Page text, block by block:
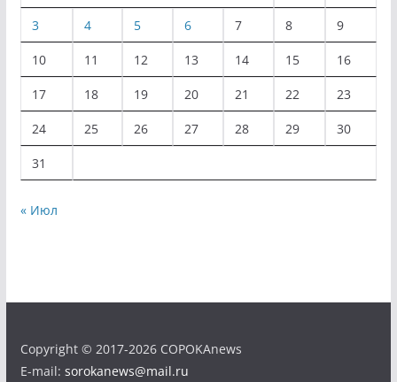
3 4 5 6 7 8 9
10 11 12 13 14 15 16
17 18 19 20 21 22 23
24 25 26 27 28 29 30
31
« Июл
Copyright © 2017-2026 COPOKAnews
E-mail: sorokanews@mail.ru